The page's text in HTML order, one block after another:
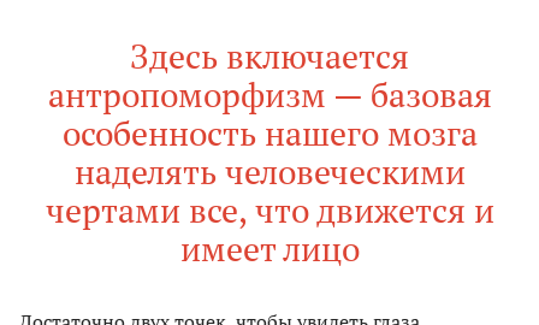
Здесь включается
антропоморфизм — базовая
особенность нашего мозга
наделять человеческими
чертами все, что движется и
имеет лицо